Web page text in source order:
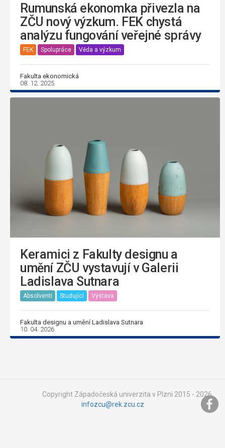
Rumunská ekonomka přivezla na
ZČU nový výzkum. FEK chystá
analýzu fungování veřejné správy
FEK Spolupráce Věda a výzkum
Fakulta ekonomická
08. 12. 2025
Keramici z Fakulty designu a
umění ZČU vystavují v Galerii
Ladislava Sutnara
Absolventi Studující Výstava
Fakulta designu a umění Ladislava Sutnara
10. 04. 2026
Copyright Západočeská univerzita v Plzni 2015 - 2026,
infozcu@rek.zcu.cz